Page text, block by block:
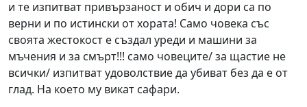
и те изпитват привързаност и обич и дори са по
верни и по истински от хората! Само човека със
своята жестокост е създал уреди и машини за
мъчения и за смърт!!! само човеците/ за щастие не
всички/ изпитват удоволствие да убиват без да е от
глад. На което му викат сафари.